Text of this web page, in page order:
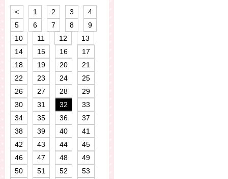
< 1 2 3
4
5
6 7 8
9
10
11 12
13
14
15 16
17
18
19 20
21
22
23 24
25
26
27 28
29
30
31 32
33
34
35 36
37
38
39 40
41
42
43 44
45
46
47 48
49
50
51 52
53